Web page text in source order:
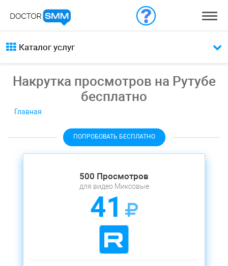
Каталог услуг
Накрутка просмотров на Рутубе
бесплатно
Главная
ПОПРОБОВАТЬ БЕСПЛАТНО
500 Просмотров
для видео Миксовые
41